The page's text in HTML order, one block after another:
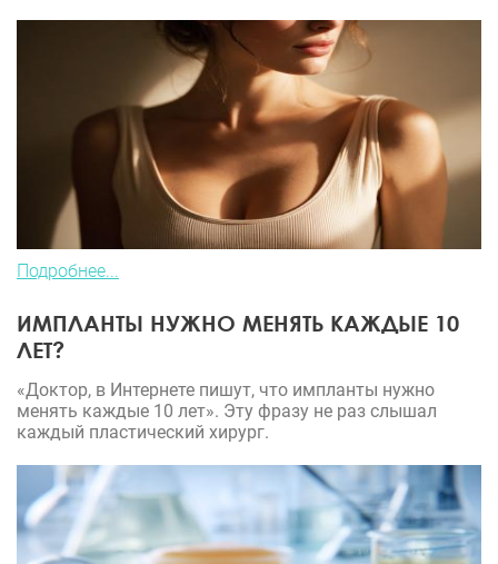
Подробнее...
ИМПЛАНТЫ НУЖНО МЕНЯТЬ КАЖДЫЕ 10
ЛЕТ?
«Доктор, в Интернете пишут, что импланты нужно
менять каждые 10 лет». Эту фразу не раз слышал
каждый пластический хирург.